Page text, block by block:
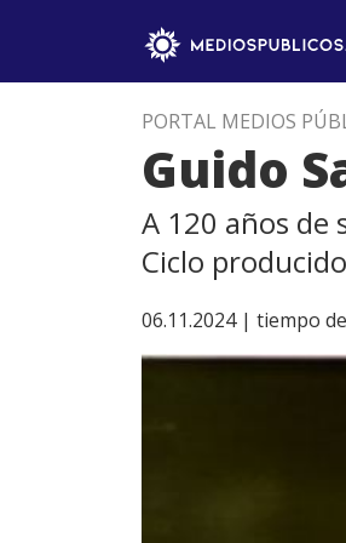
PORTAL MEDIOS
Guido
A 120 años de
Ciclo
06.11.2024 | tiempo